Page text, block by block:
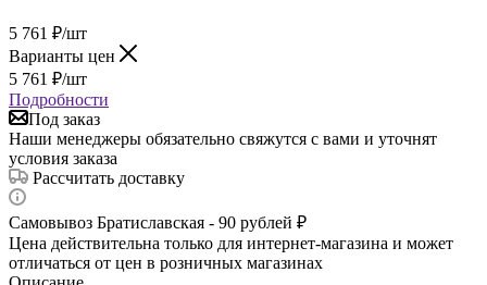
5 761 ₽/шт
Варианты цен
5 761 ₽/шт
Подробности
Под заказ
Наши менеджеры обязательно свяжутся с вами и уточнят
условия заказа
Рассчитать доставку
Самовывоз Братиславская - 90 рублей ₽
Цена действительна только для интернет-магазина и может
отличаться от цен в розничных магазинах